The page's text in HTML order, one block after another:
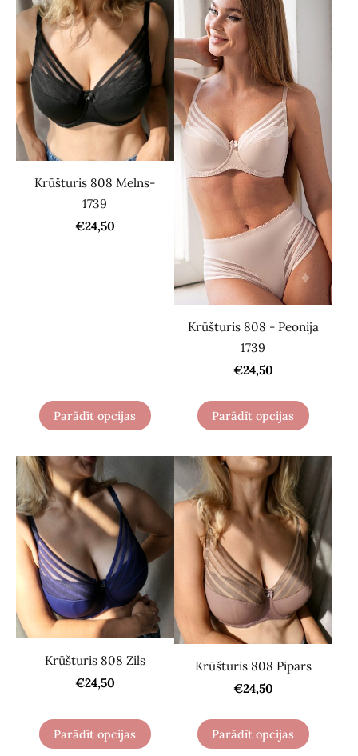
Krūšturis 808 Melns-
1739
€24,50
Parādīt opcijas
Krūšturis 808 - Peonija
1739
€24,50
Parādīt opcijas
Krūšturis 808 Zils
€24,50
Parādīt opcijas
Krūšturis 808 Pipars
€24,50
Parādīt opcijas